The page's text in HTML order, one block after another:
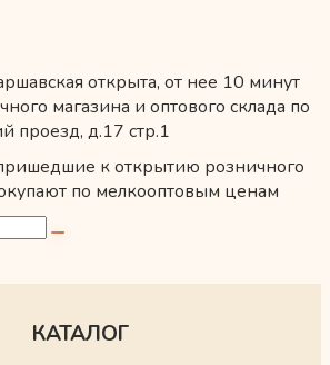
открыта, от нее 10 минут
магазина и оптового склада по
проезд, д.17 стр.1
к открытию розничного
по мелкооптовым ценам
КАТАЛОГ